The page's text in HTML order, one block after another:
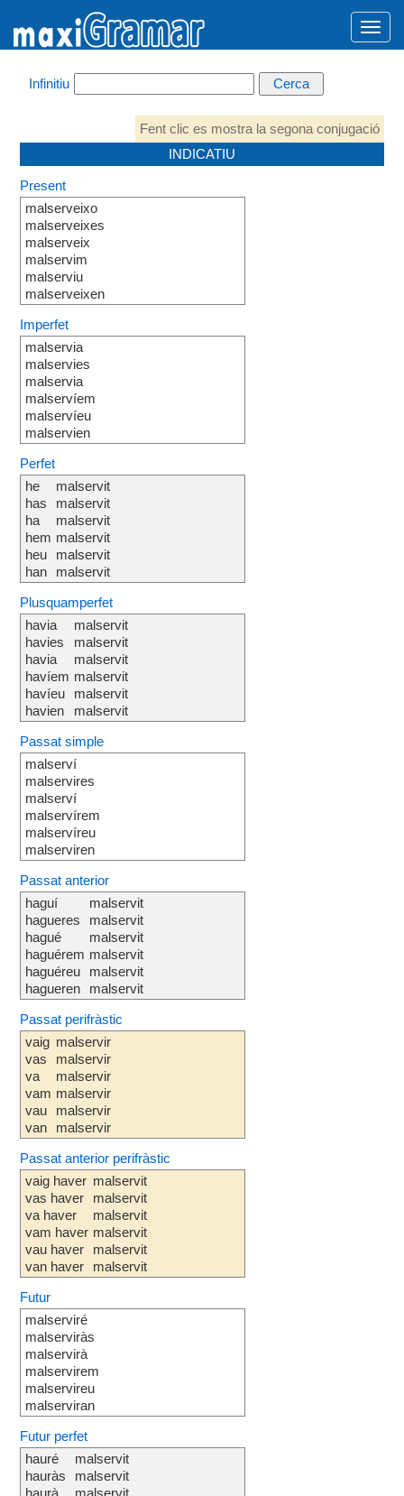
Infinitiu
Fent clic es mostra la segona conjugació
INDICATIU
Present
malserveixo
malserveixes
malserveix
malservim
malserviu
malserveixen
Imperfet
malservia
malservies
malservia
malservíem
malservíeu
malservien
Perfet
he
has
ha
hem
heu
han
malservit
malservit
malservit
malservit
malservit
malservit
Plusquamperfet
havia
havies
havia
havíem
havíeu
havien
malservit
malservit
malservit
malservit
malservit
malservit
Passat simple
malserví
malservires
malserví
malservírem
malservíreu
malserviren
Passat anterior
haguí
hagueres
hagué
haguérem
haguéreu
hagueren
malservit
malservit
malservit
malservit
malservit
malservit
Passat perifràstic
vaig
vas
va
vam
vau
van
malservir
malservir
malservir
malservir
malservir
malservir
Passat anterior perifràstic
vaig haver
vas haver
va haver
vam haver
vau haver
van haver
malservit
malservit
malservit
malservit
malservit
malservit
Futur
malserviré
malserviràs
malservirà
malservirem
malservireu
malserviran
Futur perfet
hauré
hauràs
haurà
malservit
malservit
malservit